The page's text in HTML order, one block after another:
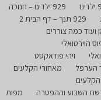
929 ילדים – חנוכה
929 תנך – דף הבית 2
ועוד כמה צוררים
הוירטואלי
ויהי פודאקסט
הערפל
מאחורי הקלעים
השבוע וההפטרה
מפות